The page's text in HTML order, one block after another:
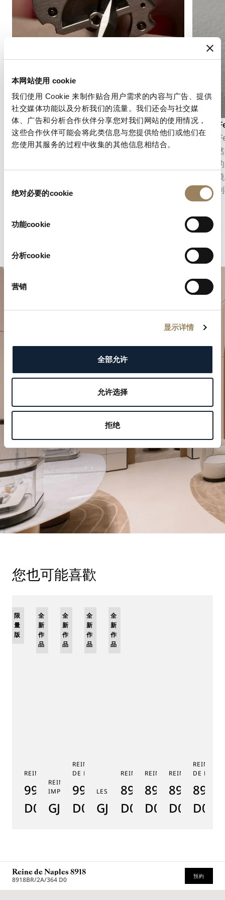
本网站使用 cookie
我们使用 Cookie 来制作贴合用户需求的内容与广告、提供
社交媒体功能以及分析我们的流量。我们还会与社交媒
体、广告和分析合作伙伴分享您对我们网站的使用情况，
这些合作伙伴可能会将此类信息与您提供给他们或他们在
您使用其服务的过程中收集的其他信息相结合。
绝对必要的cookie
功能cookie
分析cookie
营销
显示详情
全部允许
允许选择
拒绝
倒角修飾
倒角修飾是指先對機芯部件的邊緣進行倒角，再
加以拋光。這種修飾凸顯部件輪廓，捕捉光線，
Grand
Grand
盤上，
且明亮
每一次
使其受
規劃您的非凡時刻
於我們的精品店探索寶璣的製錶作品。
預約參觀
您也可能喜歡
REINE DE NAPLES 9915
9915BB/58/964
D0
限
量
版
REINE DE NAPLES PERLES
IMPÉRIALES
GJ29BH89254DD5J4
全
新
作
品
REINE DE NAPLES PHASE
DE LUNE 9935
9935BH/4Y/J40
D0
全
新
作
品
LES JARDINS DU PETIT TRIANON
GJE25BH20.8985DB
全
新
作
品
REINE DE NAPLES 8925
8925BH/5W/J40
D0
全
新
作
品
REINE DE NAPLES 8918
8918BB/5D/
D0
REINE DE
8938BB/
D0
REINE
DE LUNE
D000
Reine de Naples 8918
8918BR/2A/364 D0 預約